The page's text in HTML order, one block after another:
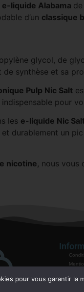
e-liquide Alabama
d’un classique
glycol, de
de synthèse et sa
Pulp Nic Salt
pour
les e-liquide Nic
durablement un
nicotine, nous vous
Mode
pour vous garantir